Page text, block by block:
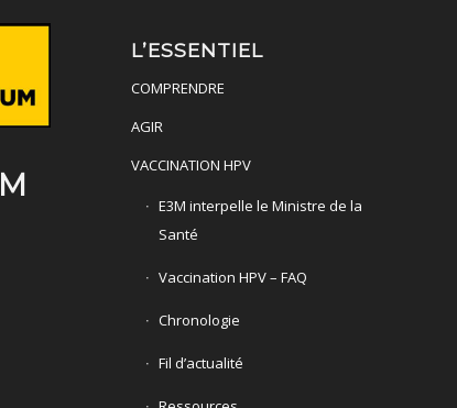
L’ESSENTIEL
COMPRENDRE
AGIR
VACCINATION HPV
E3M interpelle le Ministre de la
Santé
Vaccination HPV – FAQ
Chronologie
Fil d’actualité